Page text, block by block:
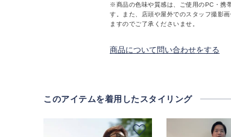
※商品の色味や質感は、ご使用のPC・携
す。また、店頭や屋外でのスタッフ撮影
ますのでご了承くださいませ。
商品について問い合わせをする
このアイテムを着用したスタイリング